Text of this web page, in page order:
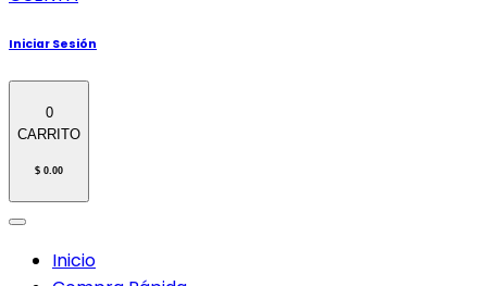
Iniciar Sesión
0
CARRITO
$ 0.00
Inicio